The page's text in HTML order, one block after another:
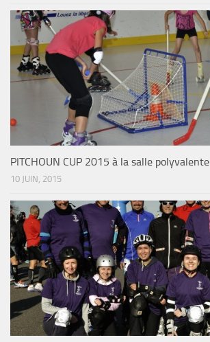
PITCHOUN CUP 2015 à la salle polyvalente
10 JUIN, 2015